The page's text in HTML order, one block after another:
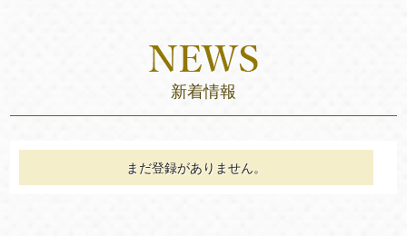
新着情報
まだ登録がありません。